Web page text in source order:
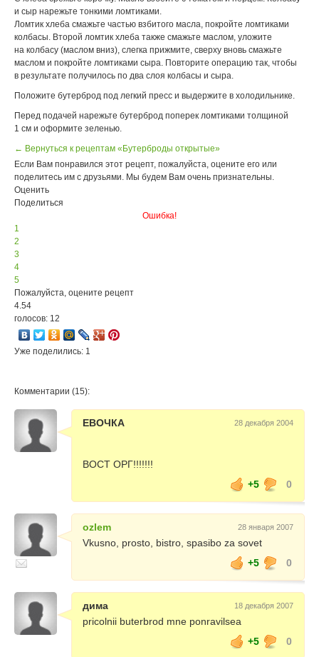
и сыр нарежьте тонкими ломтиками.
Ломтик хлеба смажьте частью взбитого масла, покройте ломтиками
колбасы. Второй ломтик хлеба также смажьте маслом, уложите
на колбасу (маслом вниз), слегка прижмите, сверху вновь смажьте
маслом и покройте ломтиками сыра. Повторите операцию так, чтобы
в результате получилось по два слоя колбасы и сыра.
Положите бутерброд под легкий пресс и выдержите в холодильнике.
Перед подачей нарежьте бутерброд поперек ломтиками толщиной
1 см и оформите зеленью.
← Вернуться к рецептам «Бутерброды открытые»
Если Вам понравился этот рецепт, пожалуйста, оцените его или
поделитесь им с друзьями. Мы будем Вам очень признательны.
Оценить
Поделиться
Ошибка!
1
2
3
4
5
Пожалуйста, оцените рецепт
4.54
голосов: 12
Уже поделились: 1
Комментарии (15):
ЕВОЧКА 28 декабря 2004
ВОСТ ОРГ!!!!!!!
+5
0
ozlem 28 января 2007
Vkusno, prosto, bistro, spasibo za sovet
+5
0
дима 18 декабря 2007
pricolnii buterbrod mne ponravilsea
+5
0